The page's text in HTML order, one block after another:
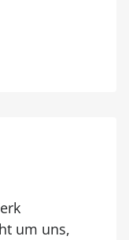
um uns,